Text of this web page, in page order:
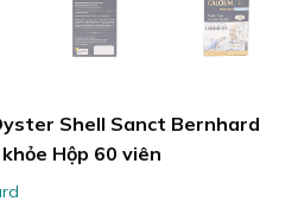
Shell Sanct Bernhard
Hộp 60 viên